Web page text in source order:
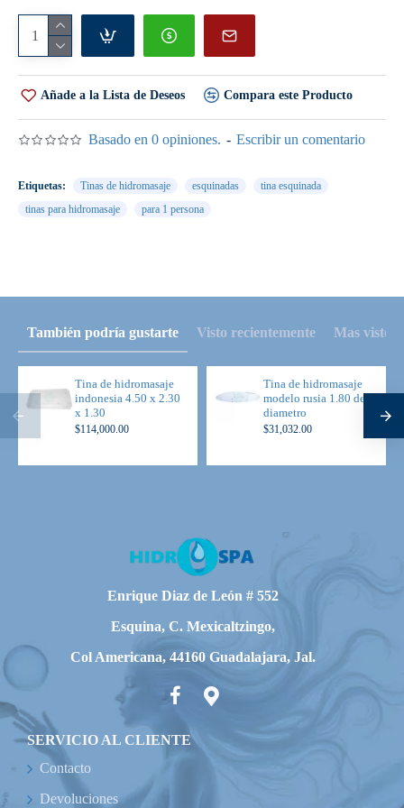
Precio $ 16,368.00
---------------------------------------------------------------------------
-------------------
independiente, dirigibles y cromados (2 para los pies y 2 a
1 Salida de llenado tipo cascada en acero inoxidable.
1 Lámpara de Cromoterapias (lámpara de leds a 12v. color
1 Aromaterapia (depósito donde le viertes aromas)
1 Sespot de succión cromado.
100% en poliprileno (no se pica, no se oxida, no contamina
Precio. $ 21,516.00
---------------------------------
Seleccionar la opción para comprar con equipo Premier
Incluye:
Basado en 0 opiniones. - Escribir un comentario
Añade a la Lista de Deseos Compara este Producto
Etiquetas: Tinas de hidromasaje esquinadas
tina esquinada
tinas para hidromasaje
para 1 persona
También podría gustarte Visto recientemente Mas visto
Tina de hidromasaje
indonesia 4.50 x 2.30
x 1.30
$114,000.00
Tina de hidromasaje
modelo rusia 1.80 de
diametro
$31,032.00
Enrique Diaz de León # 552
Esquina, C. Mexicaltzingo,
Col Americana, 44160 Guadalajara, Jal.
SERVICIO AL CLIENTE
Contacto
Devoluciones